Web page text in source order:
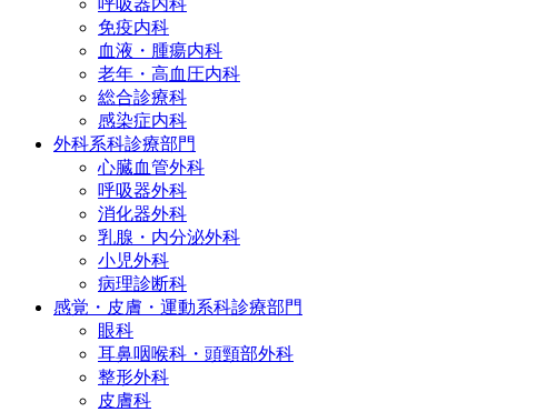
免疫内科
血液・腫瘍内科
老年・高血圧内科
総合診療科
感染症内科
外科系科診療部門
心臓血管外科
呼吸器外科
消化器外科
乳腺・内分泌外科
小児外科
病理診断科
感覚・皮膚・運動系科診療部門
眼科
耳鼻咽喉科・頭頸部外科
整形外科
皮膚科